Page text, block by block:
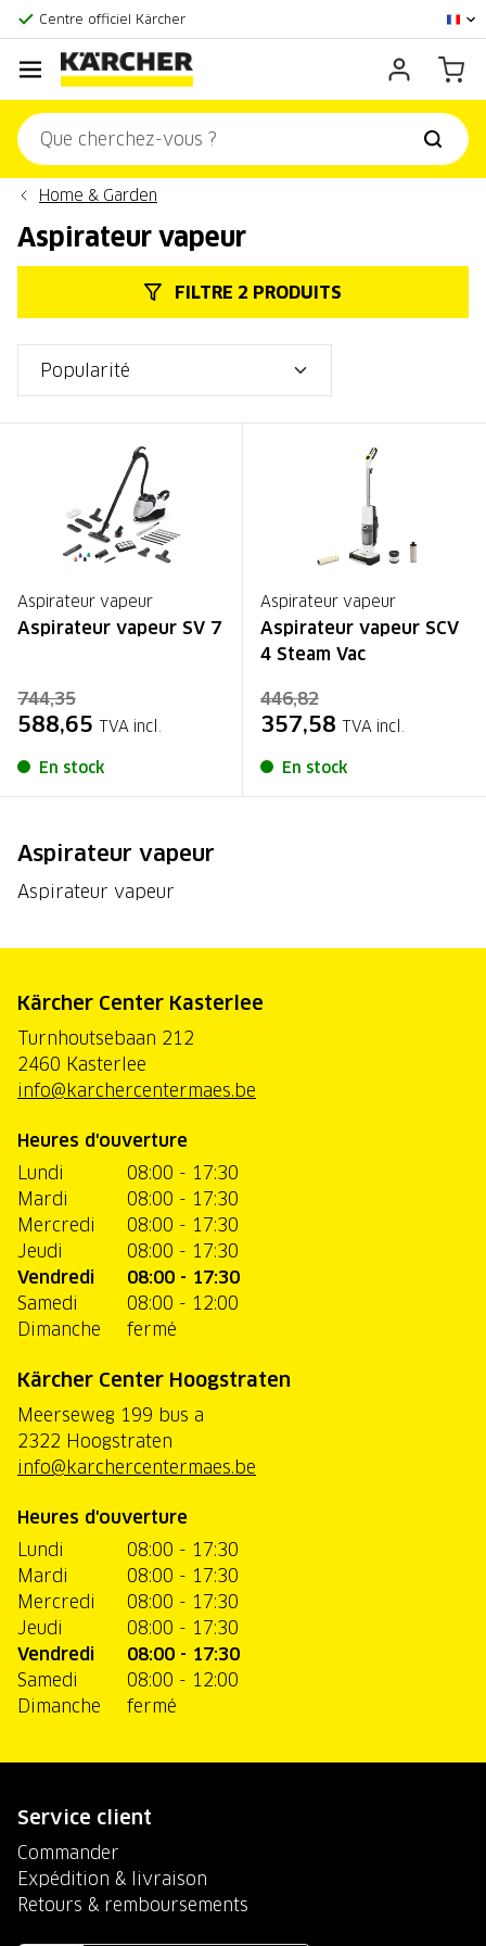
Centre officiel Kärcher
Score client:9,3/10
Home & Garden
Aspirateur vapeur
FILTRE 2 PRODUITS
Aspirateur vapeur
Aspirateur vapeur SV 7
744,35
588,65 TVA incl.
En stock
Aspirateur vapeur
Aspirateur vapeur SCV
4 Steam Vac
446,82
357,58 TVA incl.
En stock
Aspirateur vapeur
Aspirateur vapeur
Kärcher Center Kasterlee
Turnhoutsebaan 212
2460 Kasterlee
info@karchercentermaes.be
Heures d'ouverture
Lundi
08:00 - 17:30
Mardi
08:00 - 17:30
Mercredi
08:00 - 17:30
Jeudi
08:00 - 17:30
Vendredi
08:00 - 17:30
Samedi
08:00 - 12:00
Dimanche
fermé
Kärcher Center Hoogstraten
Meerseweg 199 bus a
2322 Hoogstraten
info@karchercentermaes.be
Heures d'ouverture
Lundi
08:00 - 17:30
Mardi
08:00 - 17:30
Mercredi
08:00 - 17:30
Jeudi
08:00 - 17:30
Vendredi
08:00 - 17:30
Samedi
08:00 - 12:00
Dimanche
fermé
Service client
Commander
Expédition & livraison
Retours & remboursements